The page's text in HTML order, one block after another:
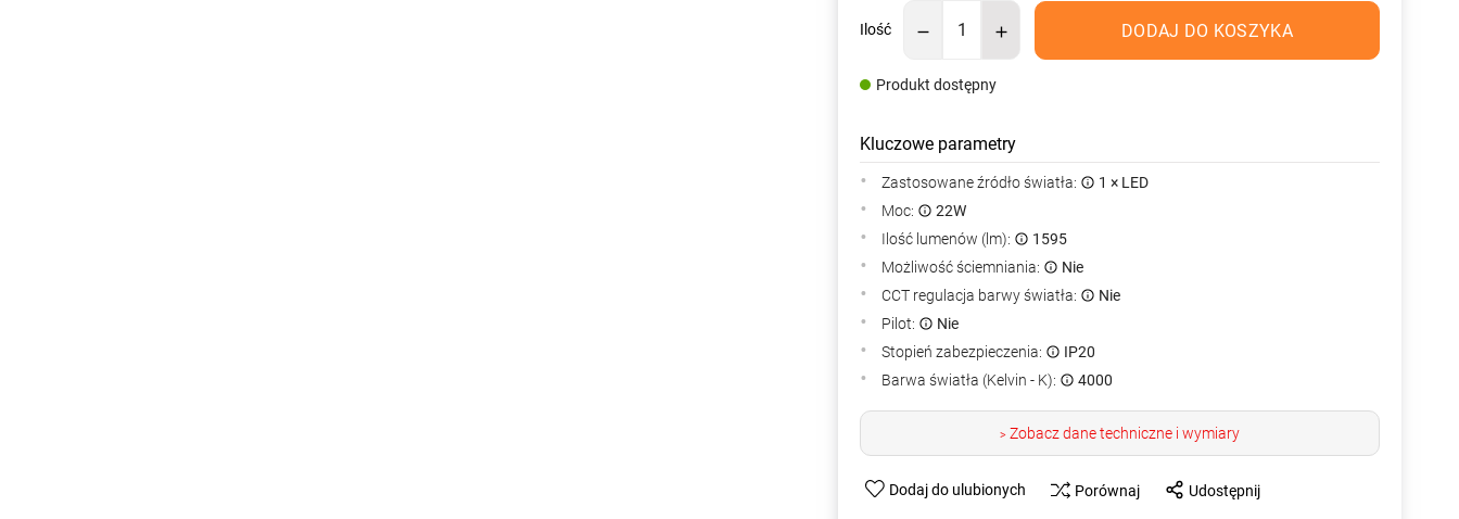
Ilość DODAJ DO KOSZYKA
Produkt dostępny
Kluczowe parametry
Zastosowane źródło światła:
1 × LED
Moc:
22W
Ilość lumenów (lm):
1595
Możliwość ściemniania:
Nie
CCT regulacja barwy światła:
Nie
Pilot:
Nie
Stopień zabezpieczenia:
IP20
Barwa światła (Kelvin - K):
4000
> Zobacz dane techniczne i wymiary
Dodaj do ulubionych Porównaj Udostępnij